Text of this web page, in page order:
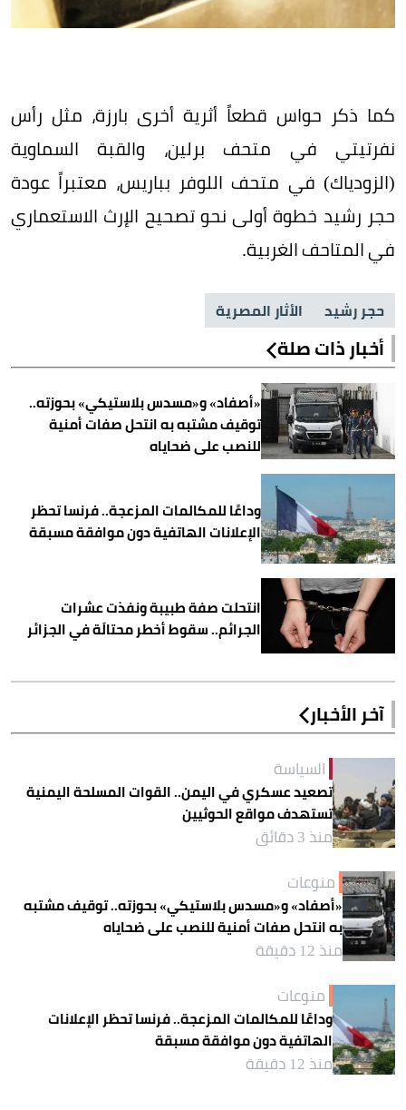
كما ذكر حواس قطعاً أثرية أخرى بارزة، مثل رأس
نفرتيتي في متحف برلين، والقبة السماوية
(الزودياك) في متحف اللوفر بباريس، معتبراً عودة
حجر رشيد خطوة أولى نحو تصحيح الإرث الاستعماري
في المتاحف الغربية.
حجر رشيد الأثار المصرية
أخبار ذات صلة
«أصفاد» و«مسدس بلاستيكي» بحوزته..
توقيف مشتبه به انتحل صفات أمنية
للنصب على ضحاياه
وداعًا للمكالمات المزعجة.. فرنسا تحظر
الإعلانات الهاتفية دون موافقة مسبقة
انتحلت صفة طبيبة ونفذت عشرات
الجرائم.. سقوط أخطر محتالَة في الجزائر
آخر الأخبار
السياسة
تصعيد عسكري في اليمن.. القوات المسلحة اليمنية
تستهدف مواقع الحوثيين
منذ 3 دقائق
منوعات
«أصفاد» و«مسدس بلاستيكي» بحوزته.. توقيف مشتبه
به انتحل صفات أمنية للنصب على ضحاياه
منذ 12 دقيقة
منوعات
وداعًا للمكالمات المزعجة.. فرنسا تحظر الإعلانات
الهاتفية دون موافقة مسبقة
منذ 12 دقيقة